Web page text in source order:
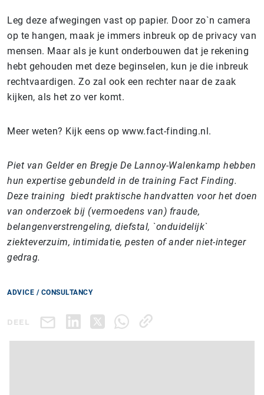
Leg deze afwegingen vast op papier. Door zo`n camera
op te hangen, maak je immers inbreuk op de privacy van
mensen. Maar als je kunt onderbouwen dat je rekening
hebt gehouden met deze beginselen, kun je die inbreuk
rechtvaardigen. Zo zal ook een rechter naar de zaak
kijken, als het zo ver komt.
Meer weten? Kijk eens op www.fact-finding.nl.
Piet van Gelder en Bregje De Lannoy-Walenkamp hebben
hun expertise gebundeld in de training Fact Finding.
Deze training biedt praktische handvatten voor het doen
van onderzoek bij (vermoedens van) fraude,
belangenverstrengeling, diefstal, `onduidelijk`
ziekteverzuim, intimidatie, pesten of ander niet-integer
gedrag.
ADVICE / CONSULTANCY
DEEL